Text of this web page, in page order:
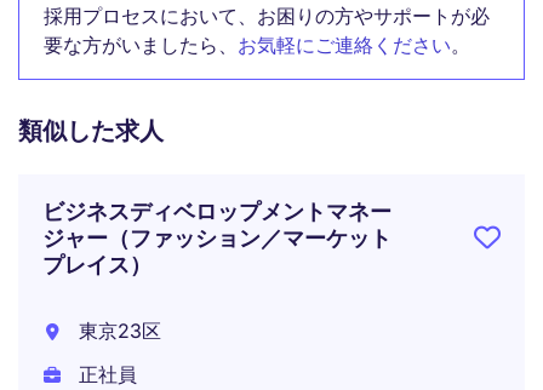
採用プロセスにおいて、お困りの方やサポートが必
要な方がいましたら、 お気軽にご連絡ください。
類似した求人
ビジネスディベロップメントマネー
ジャー（ファッション／マーケット
プレイス）
東京23区
正社員